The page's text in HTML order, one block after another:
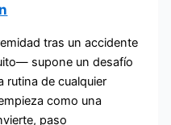
tras un accidente
supone un desafío
rutina de cualquier
como una
paso